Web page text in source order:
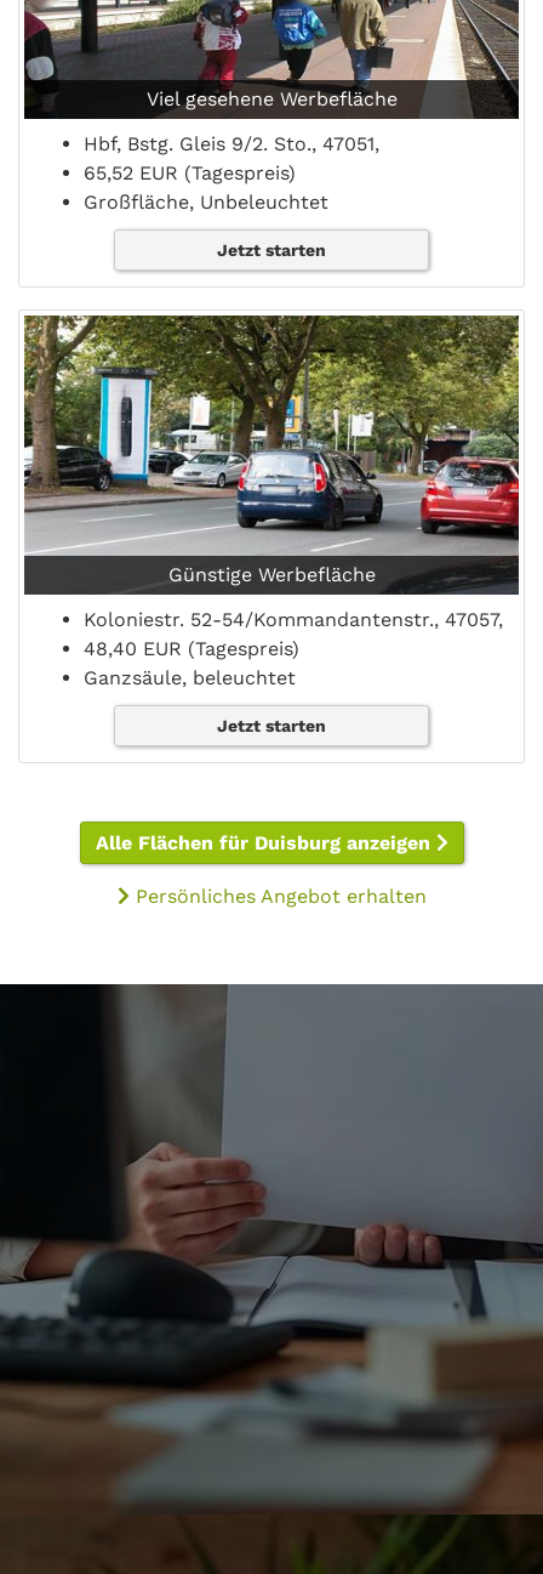
Viel gesehene Werbefläche
Hbf, Bstg. Gleis 9/2. Sto., 47051,
65,52 EUR (Tagespreis)
Großfläche, Unbeleuchtet
Jetzt starten
Günstige Werbefläche
Koloniestr. 52-54/Kommandantenstr., 47057,
48,40 EUR (Tagespreis)
Ganzsäule, beleuchtet
Jetzt starten
Alle Flächen für Duisburg anzeigen
Persönliches Angebot erhalten